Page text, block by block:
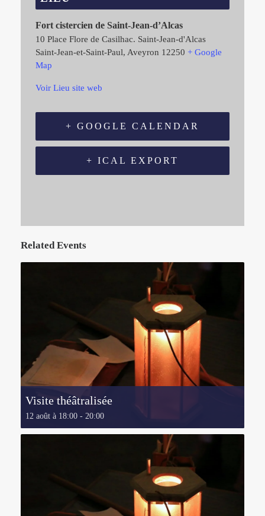
Fort cistercien de Saint-Jean-d’Alcas
10 Place Flore de Casilhac. Saint-Jean-d'Alcas
Saint-Jean-et-Saint-Paul, Aveyron 12250 + Google
Map
Voir Lieu site web
+ GOOGLE CALENDAR
+ ICAL EXPORT
Related Events
Visite théâtralisée
12 août à 18:00 - 20:00